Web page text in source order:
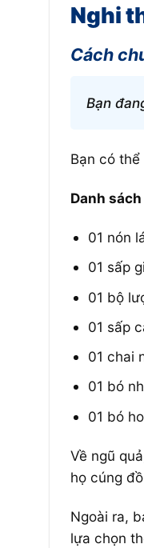
Nghi
Cách
Bạn
Bạn có
Danh
01 nón
01 sấp
01 bộ
01 sấp
01 chai
01 bó
01 bó
Về ngũ
họ cúng
Ngoài ra,
lựa chọn